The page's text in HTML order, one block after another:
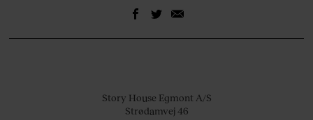
Story House Egmont A/S
Strødamvej 46